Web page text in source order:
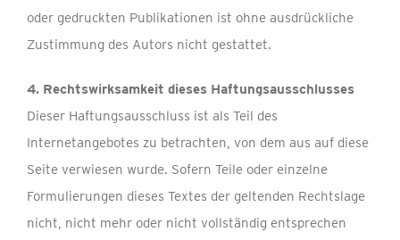
oder gedruckten Publikationen ist ohne ausdrückliche
Zustimmung des Autors nicht gestattet.
4. Rechtswirksamkeit dieses Haftungsausschlusses
Dieser Haftungsausschluss ist als Teil des
Internetangebotes zu betrachten, von dem aus auf diese
Seite verwiesen wurde. Sofern Teile oder einzelne
Formulierungen dieses Textes der geltenden Rechtslage
nicht, nicht mehr oder nicht vollständig entsprechen